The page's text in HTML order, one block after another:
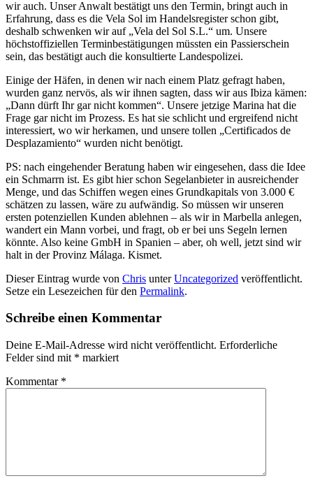
wir auch. Unser Anwalt bestätigt uns den Termin, bringt auch in
Erfahrung, dass es die Vela Sol im Handelsregister schon gibt,
deshalb schwenken wir auf „Vela del Sol S.L.“ um. Unsere
höchstoffiziellen Terminbestätigungen müssten ein Passierschein
sein, das bestätigt auch die konsultierte Landespolizei.
Einige der Häfen, in denen wir nach einem Platz gefragt haben,
wurden ganz nervös, als wir ihnen sagten, dass wir aus Ibiza kämen:
„Dann dürft Ihr gar nicht kommen“. Unsere jetzige Marina hat die
Frage gar nicht im Prozess. Es hat sie schlicht und ergreifend nicht
interessiert, wo wir herkamen, und unsere tollen „Certificados de
Desplazamiento“ wurden nicht benötigt.
PS: nach eingehender Beratung haben wir eingesehen, dass die Idee
ein Schmarrn ist. Es gibt hier schon Segelanbieter in ausreichender
Menge, und das Schiffen wegen eines Grundkapitals von 3.000 €
schätzen zu lassen, wäre zu aufwändig. So müssen wir unseren
ersten potenziellen Kunden ablehnen – als wir in Marbella anlegen,
wandert ein Mann vorbei, und fragt, ob er bei uns Segeln lernen
könnte. Also keine GmbH in Spanien – aber, oh well, jetzt sind wir
halt in der Provinz Málaga. Kismet.
Dieser Eintrag wurde von Chris unterUncategorized veröffentlicht.
Setze ein Lesezeichen für den Permalink.
Schreibe einen Kommentar
Deine E-Mail-Adresse wird nicht veröffentlicht. Erforderliche
Felder sind mit * markiert
Kommentar *